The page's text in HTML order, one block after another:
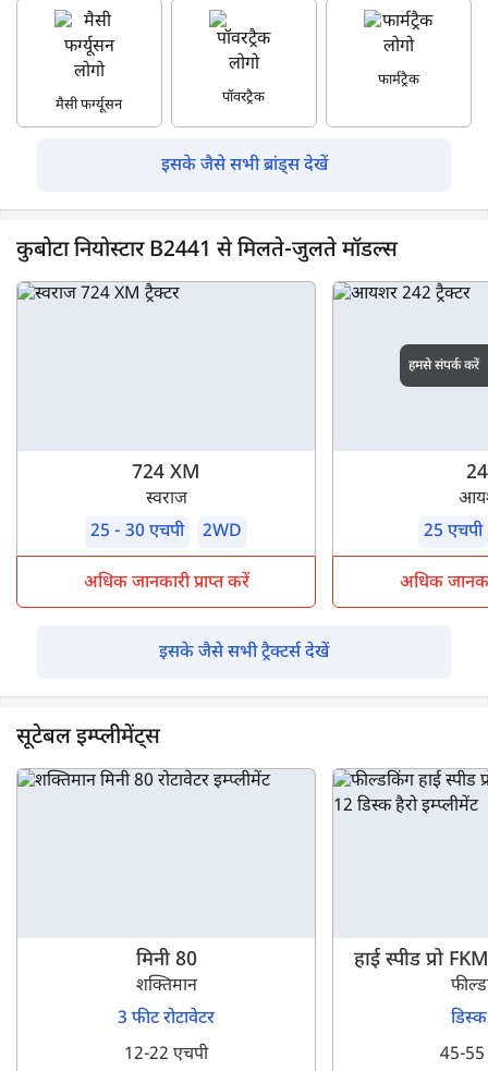
मैसी फर्ग्यूसन पॉवरट्रैक
फार्मट्रैक
इसके जैसे सभी ब्रांड्स देखें
कुबोटा नियोस्टार B2441 से मिलते-जुलते मॉडल्स
724 XM
स्वराज
25 - 30 एचपी
2WD
अधिक जानकारी प्राप्त करें
25 एचपी
अधिक
इसके जैसे सभी ट्रैक्टर्स देखें
सूटेबल इम्प्लीमेंट्स
मिनी 80
शक्तिमान
3 फीट रोटावेटर
12-22 एचपी
हाई स्पीड प्रो
45-55
हमसे संपर्क करें